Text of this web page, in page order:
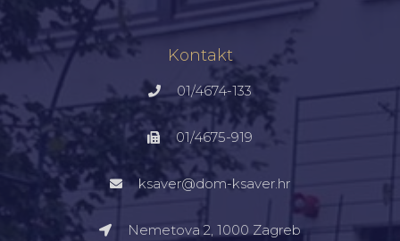
Kontakt
01/4674-133
01/4675-919
ksaver@dom-ksaver.hr
Nemetova 2, 1000 Zagreb​